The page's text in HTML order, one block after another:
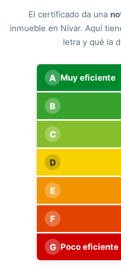
El certificado da una
inmueble en Nívar. Aquí
letra y qué la
A Muy eficiente
B
C
D
E
F
G Poco eficiente